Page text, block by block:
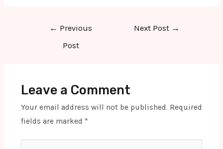
← Previous
Post
Next Post →
Leave a Comment
Your email address will not be published. Required
fields are marked *